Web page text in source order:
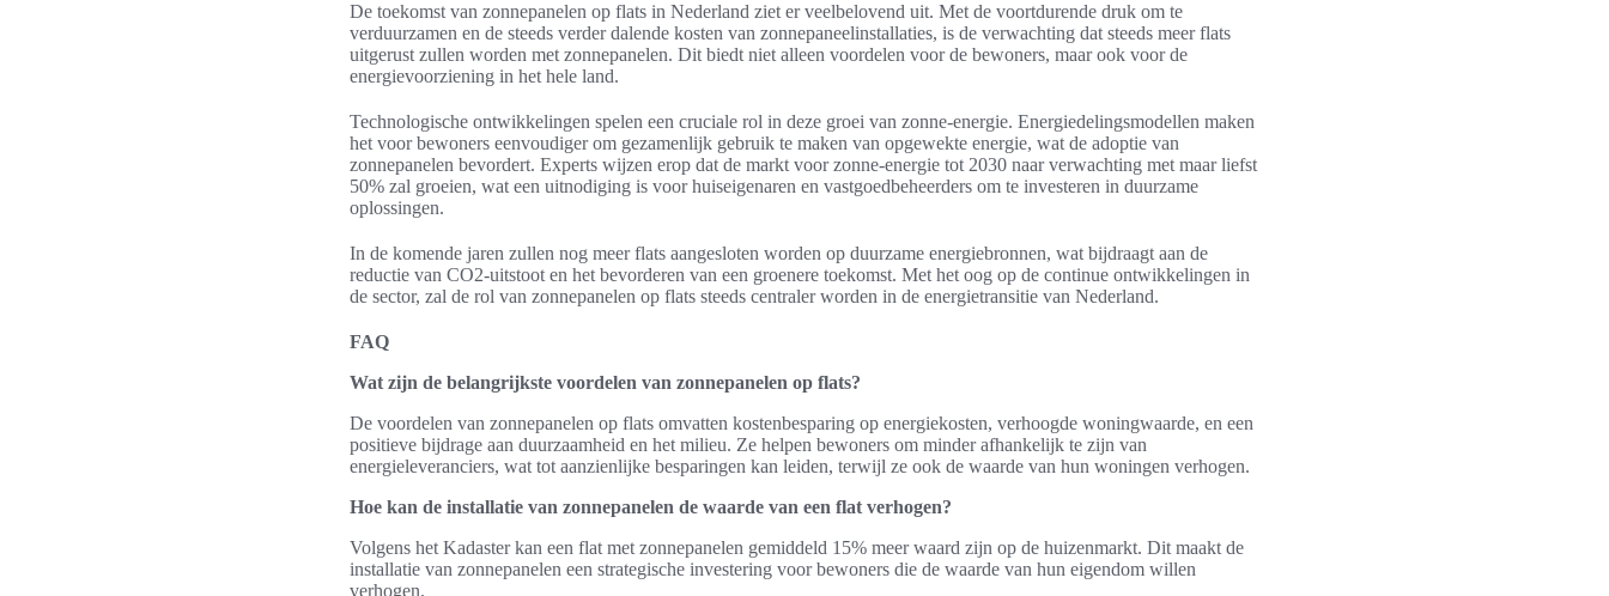
De toekomst van zonnepanelen op flats in Nederland ziet er veelbelovend uit. Met de voortdurende druk om te
verduurzamen en de steeds verder dalende kosten van zonnepaneelinstallaties, is de verwachting dat steeds meer flats
uitgerust zullen worden met zonnepanelen. Dit biedt niet alleen voordelen voor de bewoners, maar ook voor de
energievoorziening in het hele land.
Technologische ontwikkelingen spelen een cruciale rol in deze groei van zonne-energie. Energiedelingsmodellen maken
het voor bewoners eenvoudiger om gezamenlijk gebruik te maken van opgewekte energie, wat de adoptie van
zonnepanelen bevordert. Experts wijzen erop dat de markt voor zonne-energie tot 2030 naar verwachting met maar liefst
50% zal groeien, wat een uitnodiging is voor huiseigenaren en vastgoedbeheerders om te investeren in duurzame
oplossingen.
In de komende jaren zullen nog meer flats aangesloten worden op duurzame energiebronnen, wat bijdraagt aan de
reductie van CO2-uitstoot en het bevorderen van een groenere toekomst. Met het oog op de continue ontwikkelingen in
de sector, zal de rol van zonnepanelen op flats steeds centraler worden in de energietransitie van Nederland.
FAQ
Wat zijn de belangrijkste voordelen van zonnepanelen op flats?
De voordelen van zonnepanelen op flats omvatten kostenbesparing op energiekosten, verhoogde woningwaarde, en een
positieve bijdrage aan duurzaamheid en het milieu. Ze helpen bewoners om minder afhankelijk te zijn van
energieleveranciers, wat tot aanzienlijke besparingen kan leiden, terwijl ze ook de waarde van hun woningen verhogen.
Hoe kan de installatie van zonnepanelen de waarde van een flat verhogen?
Volgens het Kadaster kan een flat met zonnepanelen gemiddeld 15% meer waard zijn op de huizenmarkt. Dit maakt de
installatie van zonnepanelen een strategische investering voor bewoners die de waarde van hun eigendom willen
verhogen.